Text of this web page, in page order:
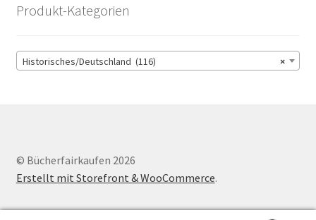
Produkt-Kategorien
×
Historisches/Deutschland (116)
© Bücherfairkaufen 2026
Erstellt mit Storefront & WooCommerce.